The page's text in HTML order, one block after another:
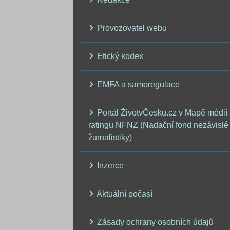
Provozovatel webu
Etický kodex
EMFA a samoregulace
Portál ŽivotvČesku.cz v Mapě médií
ratingu NFNZ (Nadační fond nezávislé
žurnalistiky)
Inzerce
Aktuální počasí
Zásady ochrany osobních údajů